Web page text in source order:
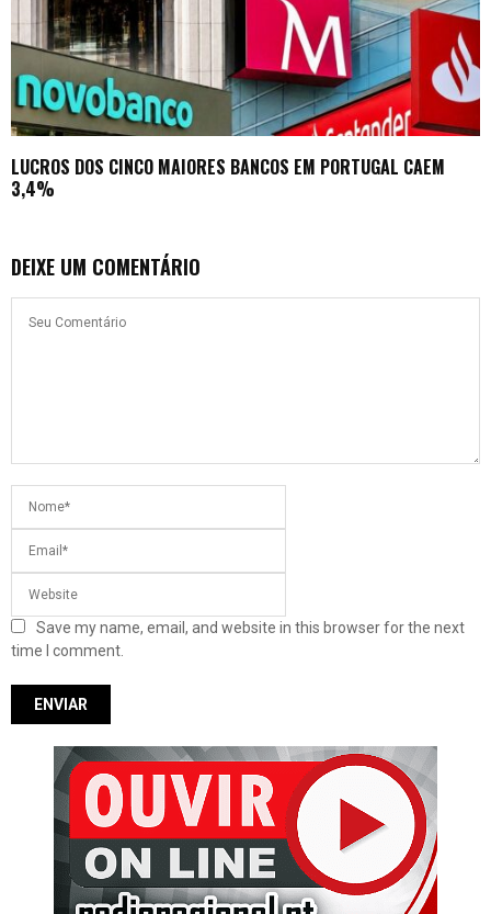
LUCROS DOS CINCO MAIORES BANCOS EM PORTUGAL CAEM
3,4%
DEIXE UM COMENTÁRIO
Save my name, email, and website in this browser for the next
time I comment.